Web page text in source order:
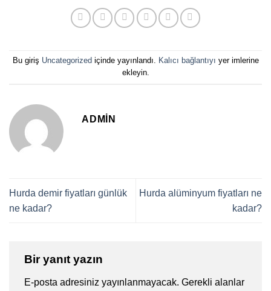
Bu giriş Uncategorized içinde yayınlandı. Kalıcı bağlantıyı yer imlerine
ekleyin.
ADMIN
Hurda demir fiyatları günlük
ne kadar?
Hurda alüminyum fiyatları ne
kadar?
Bir yanıt yazın
E-posta adresiniz yayınlanmayacak. Gerekli alanlar